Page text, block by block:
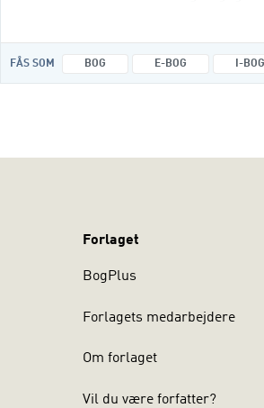
FÅS SOM BOG E-BOG I-BOG
Forlaget
BogPlus
Forlagets medarbejdere
Om forlaget
Vil du være forfatter?